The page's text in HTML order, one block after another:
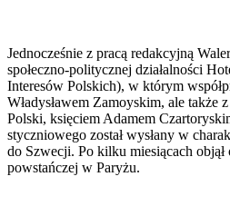
Jednocześnie z pracą redakcyjną
społeczno-politycznej działalności
Interesów Polskich), w którym
Władysławem Zamoyskim, ale także
Polski, księciem Adamem
styczniowego został wysłany w
do Szwecji. Po kilku miesiącach
powstańczej w Paryżu.